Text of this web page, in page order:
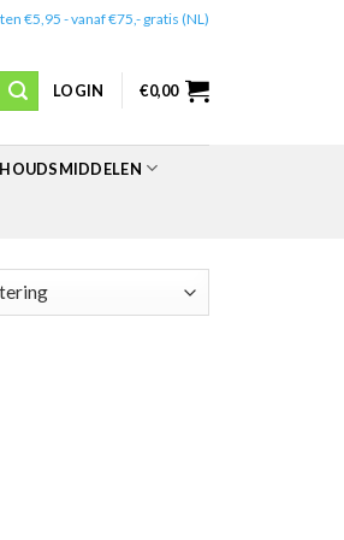
€5,95 - vanaf €75,- gratis (NL)
LOGIN €0,00